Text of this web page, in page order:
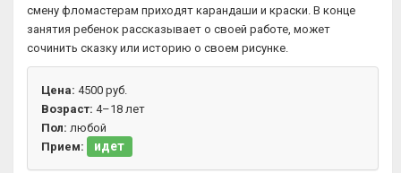
смену фломастерам приходят карандаши и краски. В конце
занятия ребенок рассказывает о своей работе, может
сочинить сказку или историю о своем рисунке.
Цена: 4500 руб.
Возраст: 4–18 лет
Пол: любой
Прием:
идет